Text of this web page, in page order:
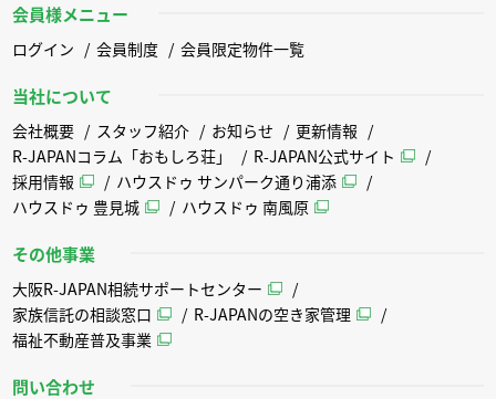
会員様メニュー
ログイン 会員制度 会員限定物件一覧
当社について
会社概要 スタッフ紹介 お知らせ
更新情報
R-JAPANコラム「おもしろ荘」
R-JAPAN公式サイト
採用情報
ハウスドゥ サンパーク通り浦添
ハウスドゥ 豊見城
ハウスドゥ 南風原
その他事業
大阪R-JAPAN相続サポートセンター
家族信託の相談窓口
R-JAPANの空き家管理
福祉不動産普及事業
問い合わせ